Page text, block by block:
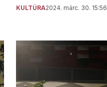
KULTÚRA2024. márc. 30. 15:56